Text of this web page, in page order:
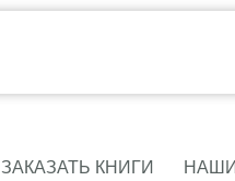
ЗАКАЗАТЬ КНИГИ